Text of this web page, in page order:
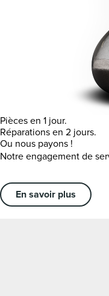
Pièces en 1 jour.
Réparations en 2 jours.
Ou nous payons !
Notre engagement de
En savoir plus